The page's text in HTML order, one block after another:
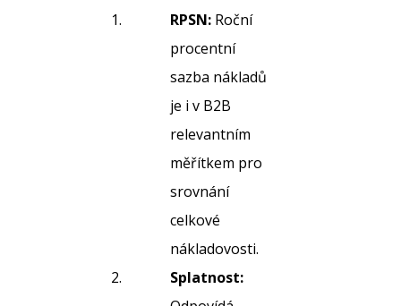
RPSN: Roční
procentní
sazba nákladů
je i v B2B
relevantním
měřítkem pro
srovnání
celkové
nákladovosti.
Splatnost: